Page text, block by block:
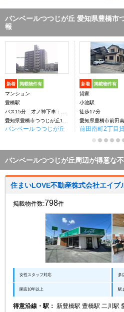
バンベールつつじが丘 愛知県豊橋市
報
新着 掲載物件有
マンション
豊橋駅
バス15分 才ノ神下車：停歩7分
バンベールつつじが丘
新着 掲載物件有
貸家
小池駅
徒歩17分
愛知県豊橋市前田
前田南町2丁目
バンベールつつじが丘周辺が得意な
住まいLOVE不動産株式会社エイブ
掲載物件数:798件
女性スタッフ対応 多
開店10年以上 駅
得意沿線・駅： 新豊橋駅 豊橋駅 二川駅